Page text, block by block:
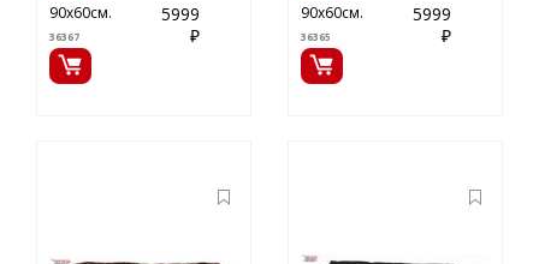
90х60см.
36367
5999
₽
90х60см.
36365
5999
₽